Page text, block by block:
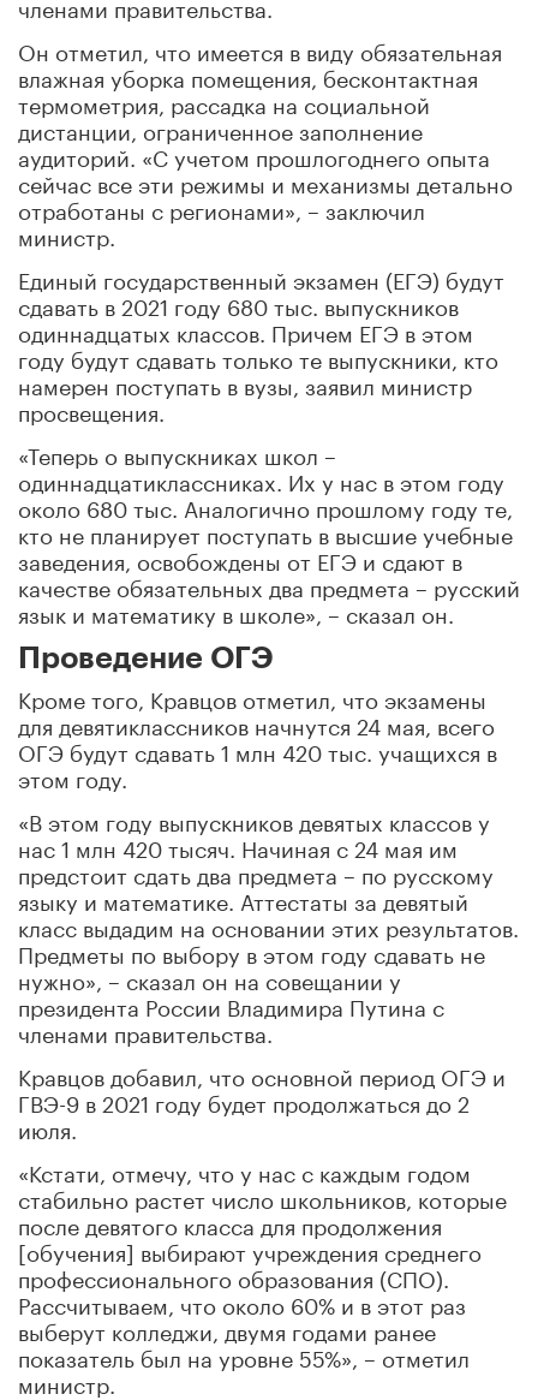
Он отметил, что имеется в виду обязательная
влажная уборка помещения, бесконтактная
термометрия, рассадка на социальной
дистанции, ограниченное заполнение
аудиторий. «С учетом прошлогоднего опыта
сейчас все эти режимы и механизмы детально
отработаны с регионами», – заключил
министр.
Единый государственный экзамен (ЕГЭ) будут
сдавать в 2021 году 680 тыс. выпускников
одиннадцатых классов. Причем ЕГЭ в этом
году будут сдавать только те выпускники, кто
намерен поступать в вузы, заявил министр
просвещения.
«Теперь о выпускниках школ –
одиннадцатиклассниках. Их у нас в этом году
около 680 тыс. Аналогично прошлому году те,
кто не планирует поступать в высшие учебные
заведения, освобождены от ЕГЭ и сдают в
качестве обязательных два предмета – русский
язык и математику в школе», – сказал он.
Проведение ОГЭ
Кроме того, Кравцов отметил, что экзамены
для девятиклассников начнутся 24 мая, всего
ОГЭ будут сдавать 1 млн 420 тыс. учащихся в
этом году.
«В этом году выпускников девятых классов у
нас 1 млн 420 тысяч. Начиная с 24 мая им
предстоит сдать два предмета – по русскому
языку и математике. Аттестаты за девятый
класс выдадим на основании этих результатов.
Предметы по выбору в этом году сдавать не
нужно», – сказал он на совещании у
президента России Владимира Путина с
членами правительства.
Кравцов добавил, что основной период ОГЭ и
ГВЭ-9 в 2021 году будет продолжаться до 2
июля.
«Кстати, отмечу, что у нас с каждым годом
стабильно растет число школьников, которые
после девятого класса для продолжения
[обучения] выбирают учреждения среднего
профессионального образования (СПО).
Рассчитываем, что около 60% и в этот раз
выберут колледжи, двумя годами ранее
показатель был на уровне 55%», – отметил
министр.